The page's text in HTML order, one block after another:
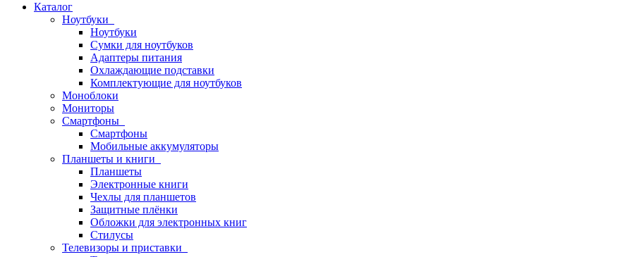
Каталог
Ноутбуки
Ноутбуки
Сумки для ноутбуков
Адаптеры питания
Охлаждающие подставки
Комплектующие для ноутбуков
Моноблоки
Мониторы
Смартфоны
Смартфоны
Мобильные аккумуляторы
Планшеты и книги
Планшеты
Электронные книги
Чехлы для планшетов
Защитные плёнки
Обложки для электронных книг
Стилусы
Телевизоры и приставки